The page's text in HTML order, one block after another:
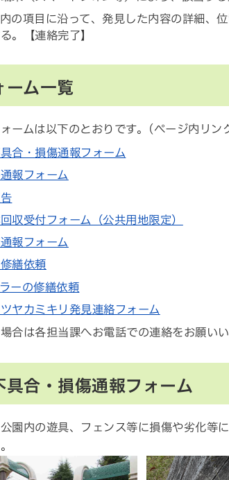
の項目に沿って、発見した内容の詳細、
。【連絡完了】
ーム一覧
ームは以下のとおりです。(ページ内リン
合・損傷通報フォーム
報フォーム
収受付フォーム（公共用地限定）
報フォーム
繕依頼
ーの修繕依頼
ヤカミキリ発見連絡フォーム
合は各担当課へお電話での連絡をお願いい
具合・損傷通報フォーム
園内の遊具、フェンス等に損傷や劣化等